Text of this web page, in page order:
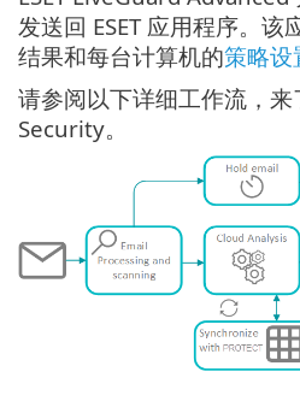
发送回 ESET 应用程序。该
结果和每台计算机的策略设
请参阅以下详细工作流，来
Security。